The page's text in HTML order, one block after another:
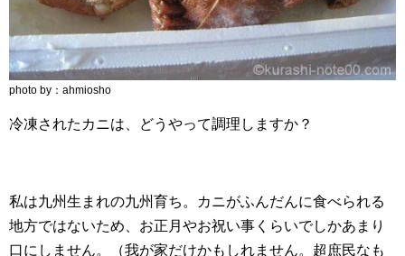
photo by：ahmiosho
冷凍されたカニは、どうやって調理しますか？
私は九州生まれの九州育ち。カニがふんだんに食べられる
地方ではないため、お正月やお祝い事くらいでしかあまり
口にしません。（我が家だけかもしれません。超庶民なも